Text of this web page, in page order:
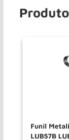
Funil
LUB57B